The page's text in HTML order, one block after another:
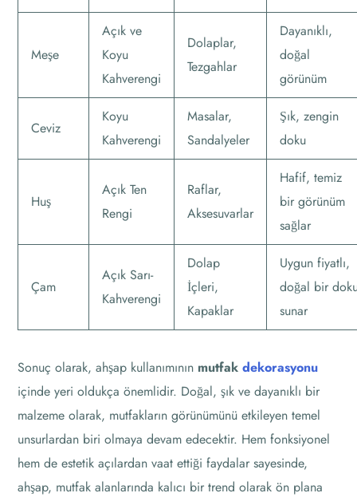
Meşe
Açık ve
Koyu
Kahverengi
Dolaplar,
Tezgahlar
Dayanıklı,
doğal
görünüm
Ceviz
Koyu
Kahverengi
Masalar,
Sandalyeler
Şık, zengin
doku
Huş
Açık Ten
Rengi
Raflar,
Aksesuvarlar
Hafif, temiz
bir görünüm
sağlar
Çam
Açık Sarı-
Kahverengi
Dolap
İçleri,
Kapaklar
Uygun fiyatlı,
doğal bir
sunar
Sonuç olarak, ahşap kullanımının mutfakdekorasyonu
içinde yeri oldukça önemlidir. Doğal, şık ve dayanıklı bir
malzeme olarak, mutfakların görünümünü etkileyen temel
unsurlardan biri olmaya devam edecektir. Hem fonksiyonel
hem de estetik açılardan vaat ettiği faydalar sayesinde,
ahşap, mutfak alanlarında kalıcı bir trend olarak ön plana